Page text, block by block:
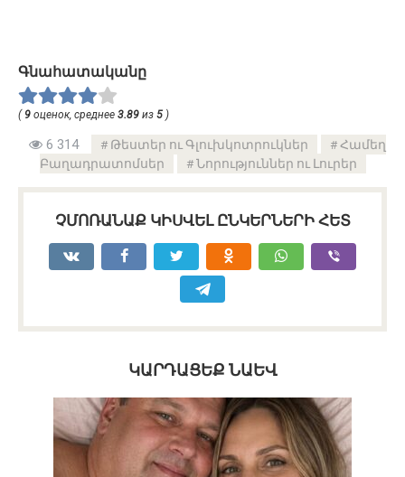
Գնահատականը
( 9 оценок, среднее 3.89 из 5 )
6 314 Թեստեր ու Գլուխկոտրուկներ
Համեղ
Բաղադրատոմսեր
Նորություններ ու Լուրեր
ՉՄՈՌԱՆԱՔ ԿԻՍՎԵԼ ԸՆԿԵՐՆԵՐԻ ՀԵՏ
ԿԱՐԴԱՑԵՔ ՆԱԵՎ